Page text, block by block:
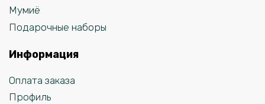
Мумиё
Подарочные наборы
Информация
Оплата заказа
Профиль